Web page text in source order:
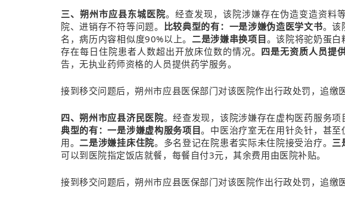
三、朔州市应县东城医院。经查发现，该院涉嫌存在伪造变造资料
院、进销存不符等问题。 比较典型的有：一是涉嫌伪造医学文书。该
名，病历内容相似度90%以上。二是涉嫌串换项目。该院将驼奶蛋白
存在每日住院患者人数超出开放床位数的情况。 四是无资质人员提
告，无执业药师资格的人员提供药学服务。
接到移交问题后，朔州市应县医保部门对该医院作出行政处罚，追缴
四、朔州市应县济民医院。经查发现，该院涉嫌存在虚构医药服务
典型的有：一是涉嫌虚构服务项目。中医治疗室无在用针灸针，甚
用。二是涉嫌挂床住院。多名登记在院患者实际未住院接受治疗。 三
可以到医院指定饭店就餐，每餐自付3元，其余费用由医院补贴。
接到移交问题后，朔州市应县医保部门对该医院作出行政处罚，追缴